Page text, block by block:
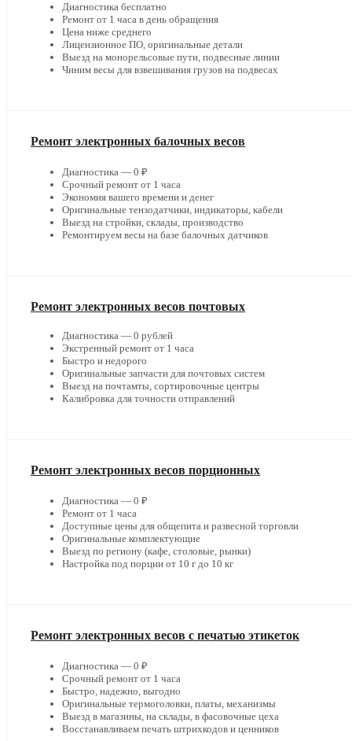
Диагностика бесплатно
Ремонт от 1 часа в день обращения
Цена ниже среднего
Лицензионное ПО, оригинальные детали
Выезд на монорельсовые пути, подвесные линии
Чиним весы для взвешивания грузов на подвесах
Ремонт электронных балочных весов
Диагностика — 0 ₽
Срочный ремонт от 1 часа
Экономия вашего времени и денег
Оригинальные тензодатчики, индикаторы, кабели
Выезд на стройки, склады, производство
Ремонтируем весы на базе балочных датчиков
Ремонт электронных весов почтовых
Диагностика — 0 рублей
Экстренный ремонт от 1 часа
Быстро и недорого
Оригинальные запчасти для почтовых систем
Выезд на почтамты, сортировочные центры
Калибровка для точности отправлений
Ремонт электронных весов порционных
Диагностика — 0 ₽
Ремонт от 1 часа
Доступные цены для общепита и развесной торговли
Оригинальные комплектующие
Выезд по региону (кафе, столовые, рынки)
Настройка под порции от 10 г до 10 кг
Ремонт электронных весов с печатью этикеток
Диагностика — 0 ₽
Срочный ремонт от 1 часа
Быстро, надежно, выгодно
Оригинальные термоголовки, платы, механизмы
Выезд в магазины, на склады, в фасовочные цеха
Восстанавливаем печать штрихкодов и ценников